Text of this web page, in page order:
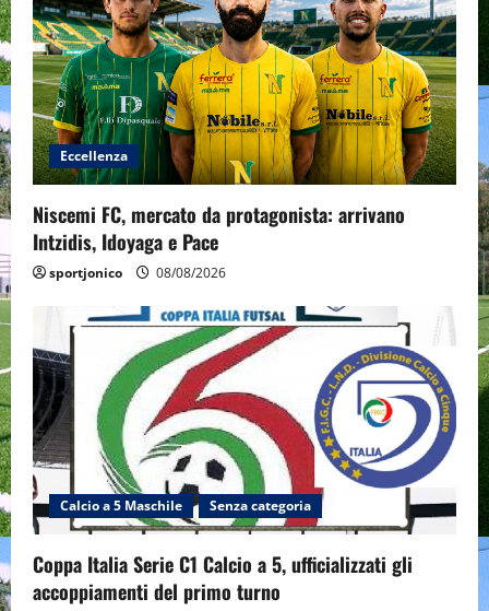
Eccellenza
Niscemi FC, mercato da protagonista: arrivano
Intzidis, Idoyaga e Pace
sportjonico 08/08/2026
Calcio a 5 Maschile Senza categoria
Coppa Italia Serie C1 Calcio a 5, ufficializzati gli
accoppiamenti del primo turno